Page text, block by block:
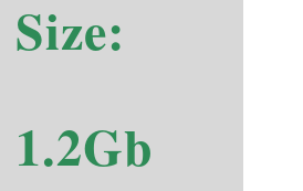
Size:
1.2Gb